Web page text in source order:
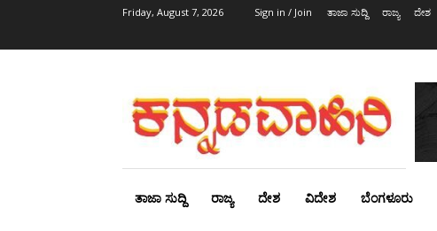
Friday, August 7, 2026 Sign in / Join ತಾಜಾ ಸುದ್ದಿ ರಾಜ್ಯ ದೇಶ
ತಾಜಾ ಸುದ್ದಿ ರಾಜ್ಯ ದೇಶ ವಿದೇಶ ಬೆಂಗಳೂರು